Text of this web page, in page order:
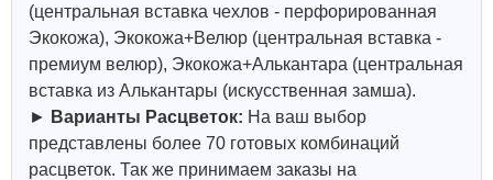
(центральная вставка чехлов - перфорированная
Экокожа), Экокожа+Велюр (центральная вставка -
премиум велюр), Экокожа+Алькантара (центральная
вставка из Алькантары (искусственная замша).
► Варианты Расцветок: На ваш выбор
представлены более 70 готовых комбинаций
расцветок. Так же принимаем заказы на